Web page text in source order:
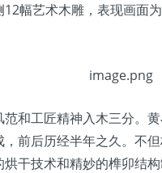
幅艺术木雕，表现画面
和工匠精神入木三分。
前后历经半年之久。不
干技术和精妙的榫卯结构